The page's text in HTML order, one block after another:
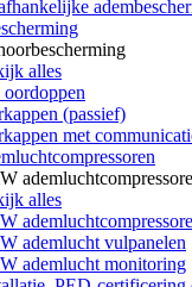
alles
(passief)
met
alles
ademlucht vulpanelen
ademlucht monitoring